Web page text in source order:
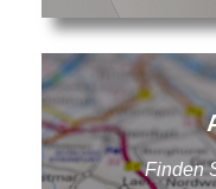
Finden